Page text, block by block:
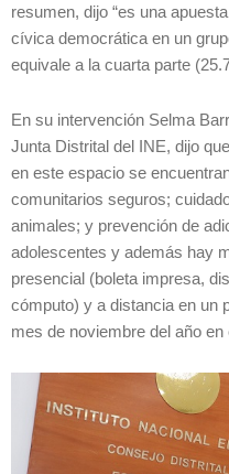
resumen, dijo “es una
cívica democrática en un
equivale a la cuarta parte
En su intervención Selma
Junta Distrital del INE, dijo
en este espacio se
comunitarios seguros;
animales; y prevención de
adolescentes y además hay
presencial (boleta impresa,
cómputo) y a distancia en un
mes de noviembre del año en